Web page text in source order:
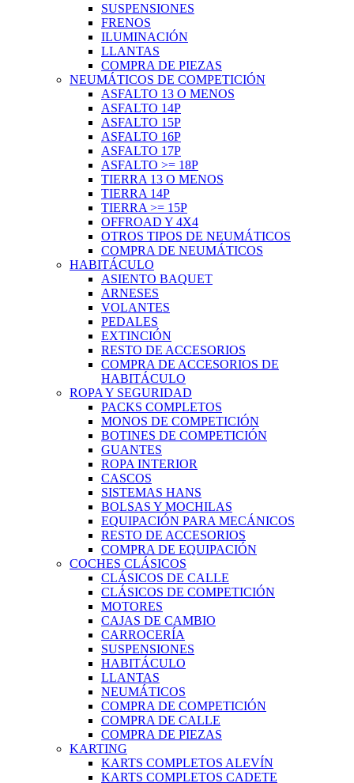
SUSPENSIONES
FRENOS
ILUMINACIÓN
LLANTAS
COMPRA DE PIEZAS
NEUMÁTICOS DE COMPETICIÓN
ASFALTO 13 O MENOS
ASFALTO 14P
ASFALTO 15P
ASFALTO 16P
ASFALTO 17P
ASFALTO >= 18P
TIERRA 13 O MENOS
TIERRA 14P
TIERRA >= 15P
OFFROAD Y 4X4
OTROS TIPOS DE NEUMÁTICOS
COMPRA DE NEUMÁTICOS
HABITÁCULO
ASIENTO BAQUET
ARNESES
VOLANTES
PEDALES
EXTINCIÓN
RESTO DE ACCESORIOS
COMPRA DE ACCESORIOS DE
HABITÁCULO
ROPA Y SEGURIDAD
PACKS COMPLETOS
MONOS DE COMPETICIÓN
BOTINES DE COMPETICIÓN
GUANTES
ROPA INTERIOR
CASCOS
SISTEMAS HANS
BOLSAS Y MOCHILAS
EQUIPACIÓN PARA MECÁNICOS
RESTO DE ACCESORIOS
COMPRA DE EQUIPACIÓN
COCHES CLÁSICOS
CLÁSICOS DE CALLE
CLÁSICOS DE COMPETICIÓN
MOTORES
CAJAS DE CAMBIO
CARROCERÍA
SUSPENSIONES
HABITÁCULO
LLANTAS
NEUMÁTICOS
COMPRA DE COMPETICIÓN
COMPRA DE CALLE
COMPRA DE PIEZAS
KARTING
KARTS COMPLETOS ALEVÍN
KARTS COMPLETOS CADETE